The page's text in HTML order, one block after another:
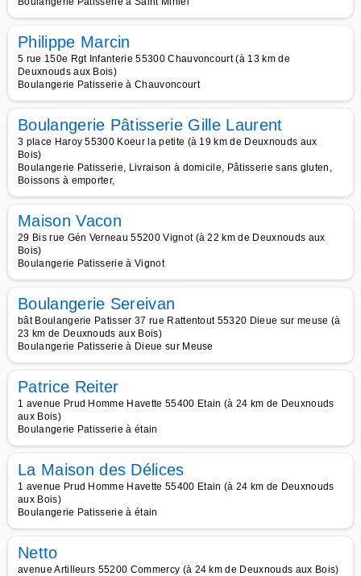
Philippe Marcin
5 rue 150e Rgt Infanterie 55300 Chauvoncourt (à 13 km de
Deuxnouds aux Bois)
Boulangerie Patisserie à Chauvoncourt
Boulangerie Pâtisserie Gille Laurent
3 place Haroy 55300 Koeur la petite (à 19 km de Deuxnouds aux
Bois)
Boulangerie Patisserie, Livraison à domicile, Pâtisserie sans gluten,
Boissons à emporter,
Maison Vacon
29 Bis rue Gén Verneau 55200 Vignot (à 22 km de Deuxnouds aux
Bois)
Boulangerie Patisserie à Vignot
Boulangerie Sereivan
bât Boulangerie Patisser 37 rue Rattentout 55320 Dieue sur meuse (à
23 km de Deuxnouds aux Bois)
Boulangerie Patisserie à Dieue sur Meuse
Patrice Reiter
1 avenue Prud Homme Havette 55400 Etain (à 24 km de Deuxnouds
aux Bois)
Boulangerie Patisserie à étain
La Maison des Délices
1 avenue Prud Homme Havette 55400 Etain (à 24 km de Deuxnouds
aux Bois)
Boulangerie Patisserie à étain
Netto
avenue Artilleurs 55200 Commercy (à 24 km de Deuxnouds aux Bois)